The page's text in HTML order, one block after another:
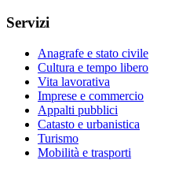
Servizi
Anagrafe e stato civile
Cultura e tempo libero
Vita lavorativa
Imprese e commercio
Appalti pubblici
Catasto e urbanistica
Turismo
Mobilità e trasporti